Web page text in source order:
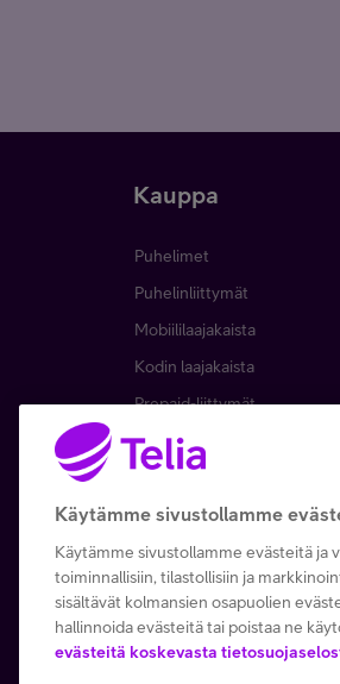
Kauppa
Puhelimet
Puhelinliittymät
Mobiililaajakaista
Kodin laajakaista
Prepaid-liittymät
TV ja viihde
Palvelut
Kierrätysetu
Telia Recycled
Käytämme sivustollamme
Käytämme sivustollamme evästeitä ja
toiminnallisiin, tilastollisiin ja
sisältävät kolmansien osapuolien
hallinnoida evästeitä tai poistaa ne
evästeitä koskevasta